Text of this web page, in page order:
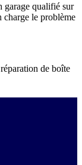
garage qualifié sur
charge le problème
de boîte